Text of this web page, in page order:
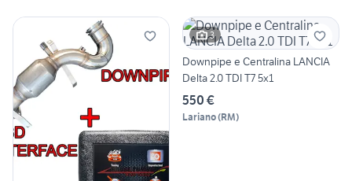
3
Downpipe e Centralina LANCIA
Delta 2.0 TDI T7 5x1
550 €
Lariano(RM)